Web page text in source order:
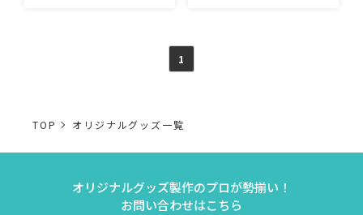
1
TOP オリジナルグッズ一覧
オリジナルグッズ製作のプロが勢揃い！
お問い合わせはこちら